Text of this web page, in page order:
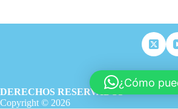
DERECHOS RESERVADOS
Copyright © 2026
¿Cómo